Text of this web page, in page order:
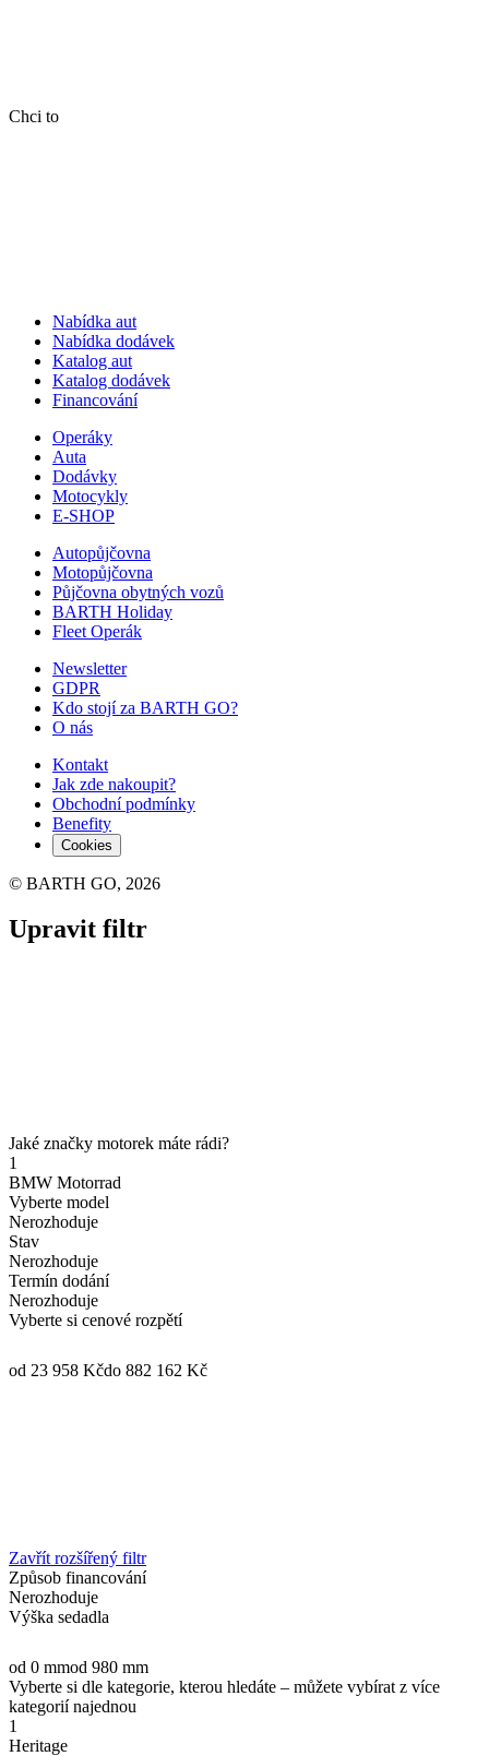
Chci to
Nabídka aut
Nabídka dodávek
Katalog aut
Katalog dodávek
Financování
Operáky
Auta
Dodávky
Motocykly
E-SHOP
Autopůjčovna
Motopůjčovna
Půjčovna obytných vozů
BARTH Holiday
Fleet Operák
Newsletter
GDPR
Kdo stojí za BARTH GO?
O nás
Kontakt
Jak zde nakoupit?
Obchodní podmínky
Benefity
Cookies
© BARTH GO, 2026
Upravit filtr
Jaké značky motorek máte rádi?
1
BMW Motorrad
Vyberte model
Nerozhoduje
Stav
Nerozhoduje
Termín dodání
Nerozhoduje
Vyberte si cenové rozpětí
od 23 958 Kčdo 882 162 Kč
Zavřít rozšířený filtr
Způsob financování
Nerozhoduje
Výška sedadla
od 0 mmod 980 mm
Vyberte si dle kategorie, kterou hledáte – můžete vybírat z více
kategorií najednou
1
Heritage